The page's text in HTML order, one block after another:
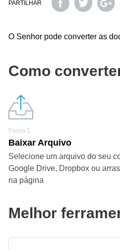
PARTILHAR
O Senhor pode converter as
Como
Passo 1
Baixar Arquivo
Selecione um arquivo do seu
Google Drive, Dropbox ou
na página
Melhor